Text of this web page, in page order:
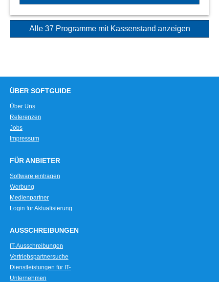
Alle 37 Programme mit Kassenstand anzeigen
ÜBER SOFTGUIDE
Über Uns
Referenzen
Jobs
Impressum
FÜR ANBIETER
Software eintragen
Werbung
Medienpartner
Login für Aktualisierung
AUSSCHREIBUNGEN
IT-Ausschreibungen
Vertriebspartnersuche
Dienstleistungen für IT-
Unternehmen